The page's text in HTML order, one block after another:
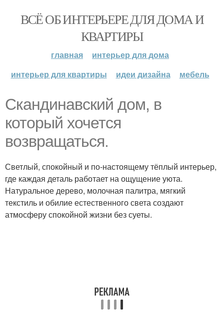
ВСЁ ОБ ИНТЕРЬЕРЕ ДЛЯ ДОМА И
КВАРТИРЫ
главная
интерьер для дома
интерьер для квартиры
идеи дизайна мебель
Скандинавский дом, в
который хочется
возвращаться.
Светлый, спокойный и по-настоящему тёплый интерьер,
где каждая деталь работает на ощущение уюта.
Натуральное дерево, молочная палитра, мягкий
текстиль и обилие естественного света создают
атмосферу спокойной жизни без суеты.